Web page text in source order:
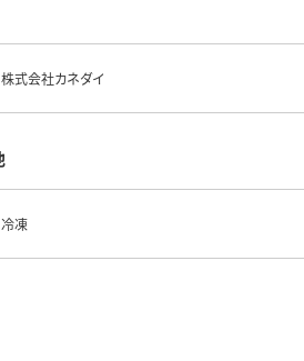
株式会社カネダイ
冷凍